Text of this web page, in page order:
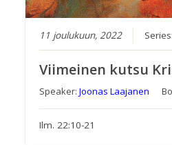
11 joulukuun, 2022
Viimeinen kutsu
Speaker:Joonas Laajanen
Ilm. 22:10-21